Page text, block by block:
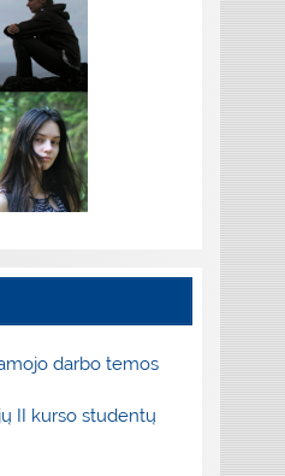
darbo temos
II kurso studentų